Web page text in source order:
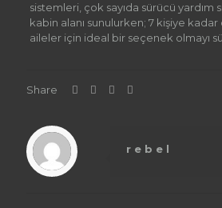
sistemleri, çok sayıda sürücü yardım
kabin alanı sunulurken; 7 kişiye
aileler için ideal bir seçenek olmayı
Share
rebel